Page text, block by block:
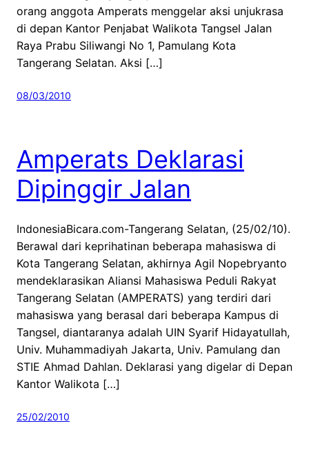
orang anggota Amperats menggelar aksi unjukrasa
di depan Kantor Penjabat Walikota Tangsel Jalan
Raya Prabu Siliwangi No 1, Pamulang Kota
Tangerang Selatan. Aksi […]
08/03/2010
Amperats Deklarasi
Dipinggir Jalan
IndonesiaBicara.com-Tangerang Selatan, (25/02/10).
Berawal dari keprihatinan beberapa mahasiswa di
Kota Tangerang Selatan, akhirnya Agil Nopebryanto
mendeklarasikan Aliansi Mahasiswa Peduli Rakyat
Tangerang Selatan (AMPERATS) yang terdiri dari
mahasiswa yang berasal dari beberapa Kampus di
Tangsel, diantaranya adalah UIN Syarif Hidayatullah,
Univ. Muhammadiyah Jakarta, Univ. Pamulang dan
STIE Ahmad Dahlan. Deklarasi yang digelar di Depan
Kantor Walikota […]
25/02/2010